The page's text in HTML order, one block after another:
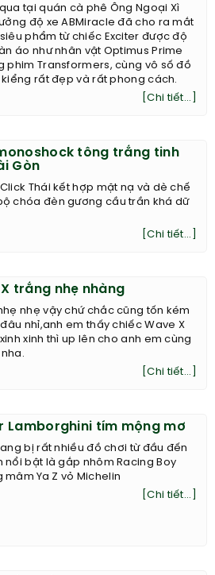
tại quán cà phê Ông Ngoại Xì
độ xe ABMiracle đã cho ra mắt
phẩm từ chiếc Exciter được độ
áo như nhân vật Optimus Prime
phim Transformers, cùng vô số đồ
kiểng rất đẹp và rất phong cách.
[Chi tiết...]
tông trắng tinh
Gòn
Thái kết hợp mặt nạ và dè chế
chóa đèn gương cầu trần khá dữ
[Chi tiết...]
trắng nhẹ nhàng
nhẹ vậy chứ chắc cũng tốn kém
đâu nhỉ,anh em thấy chiếc Wave X
xinh thì up lên cho anh em cùng
[Chi tiết...]
Lamborghini tím mộng mơ
bị rất nhiều đồ chơi từ đầu đến
nổi bật là gắp nhôm Racing Boy
mâm Ya Z vỏ Michelin
[Chi tiết...]